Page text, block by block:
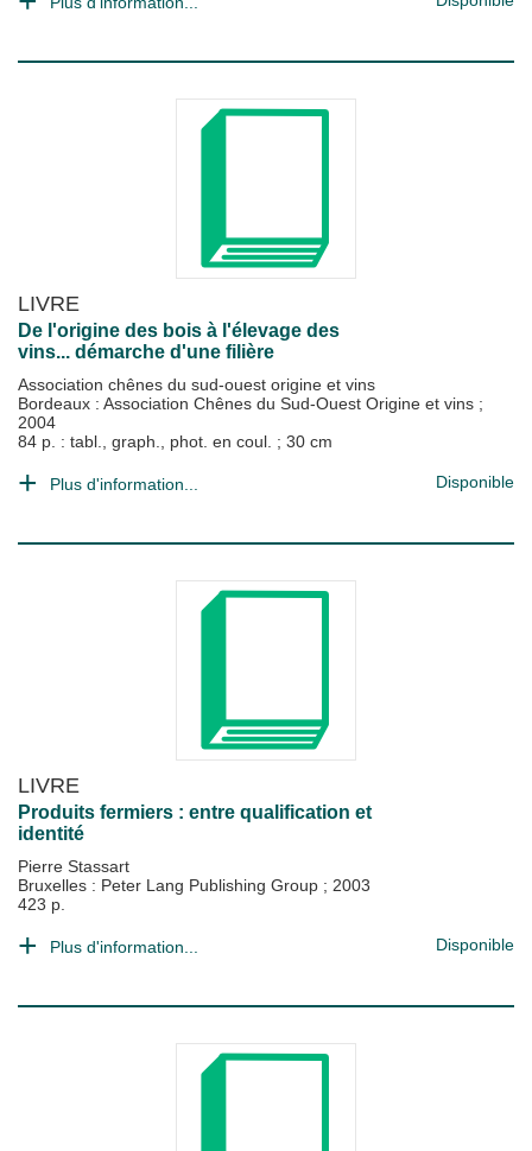
LIVRE
De l'origine des bois à l'élevage des
vins... démarche d'une filière
Association chênes du sud-ouest origine et vins
Bordeaux : Association Chênes du Sud-Ouest Origine et vins ;
2004
84 p. : tabl., graph., phot. en coul. ; 30 cm
Plus d'information... Disponible
LIVRE
Produits fermiers : entre qualification et
identité
Pierre Stassart
Bruxelles : Peter Lang Publishing Group ; 2003
423 p.
Plus d'information... Disponible